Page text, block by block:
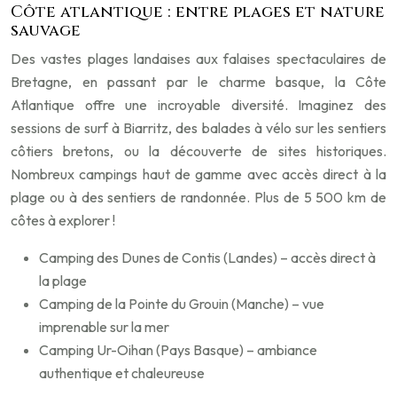
Côte atlantique : entre plages et nature
sauvage
Des vastes plages landaises aux falaises spectaculaires de
Bretagne, en passant par le charme basque, la Côte
Atlantique offre une incroyable diversité. Imaginez des
sessions de surf à Biarritz, des balades à vélo sur les sentiers
côtiers bretons, ou la découverte de sites historiques.
Nombreux campings haut de gamme avec accès direct à la
plage ou à des sentiers de randonnée. Plus de 5 500 km de
côtes à explorer !
Camping des Dunes de Contis (Landes) – accès direct à
la plage
Camping de la Pointe du Grouin (Manche) – vue
imprenable sur la mer
Camping Ur-Oihan (Pays Basque) – ambiance
authentique et chaleureuse